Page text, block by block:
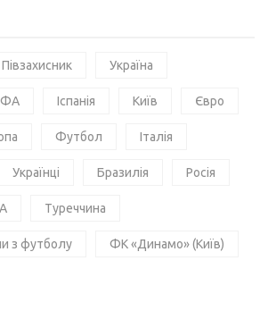
Півзахисник Україна
Іспанія Київ Євро
Футбол Італія
Українці Бразилія Росія
Туреччина
з футболу ФК «Динамо» (Київ)